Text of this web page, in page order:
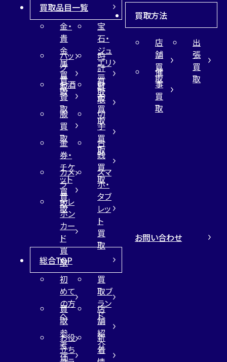
買取品目一覧
金・
貴
金
属
買
取
宝
石・
ジュ
エリ
ー
買
取
バッ
グ
買
取
時
計
買
取
お酒
買
取
財
布
買
取
服
買
取
切
手
買
取
金
券・
チケ
ット
買
取
古
銭
買
取
カメ
ラ
買
取
スマ
ホ・
タブ
レッ
ト
買
取
テレ
ホン
カー
ド
買
取
買取方法
店
舗
買
取
出
張
買
取
催
事
買
取
総合TOP
初
めて
の方
へ
買
取ブ
ラン
ド
買
取
参
考
価
店
舗
紹
介
お役
立ち
新
着
お問い合わせ